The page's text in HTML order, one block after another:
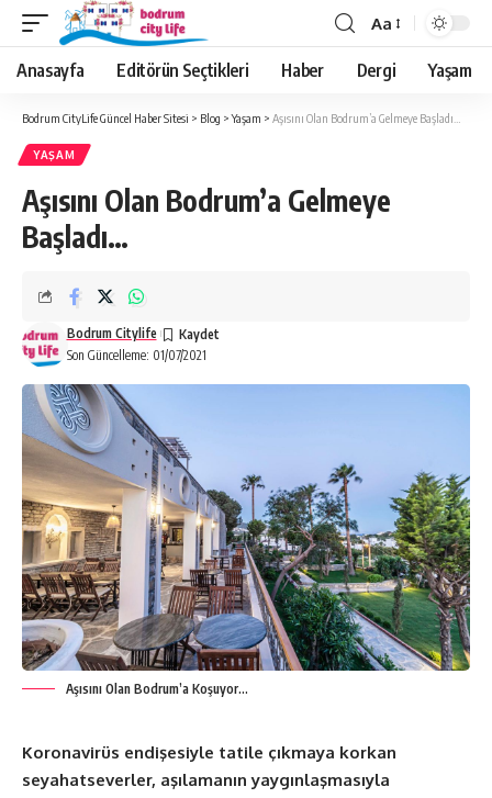
Aa
Anasayfa Editörün Seçtikleri Haber Dergi Yaşam
Bodrum CityLife Güncel Haber Sitesi > Blog >Yaşam > Aşısını Olan Bodrum’a Gelmeye Başladı…
YAŞAM
Aşısını Olan Bodrum’a Gelmeye
Başladı…
Son Güncelleme: 01/07/2021
Bodrum Citylife
Aşısını Olan Bodrum’a Koşuyor…
Koronavirüs endişesiyle tatile çıkmaya korkan
seyahatseverler, aşılamanın yaygınlaşmasıyla